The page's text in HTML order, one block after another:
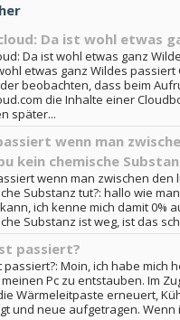
Da ist wohl etwas
Da ist wohl etwas ganz
etwas ganz Wildes
beobachten, dass beim
die Inhalte einer
später...
wenn man
kein chemische
wenn man zwischen den
Substanz tut?: hallo wie
ich kenne mich damit 0%
Substanz ist weg, ist das
passiert?
passiert?: Moin, ich habe mich
Pc zu entstauben. Im
Wärmeleitpaste erneuert,
und neue aufgetragen. Wenn